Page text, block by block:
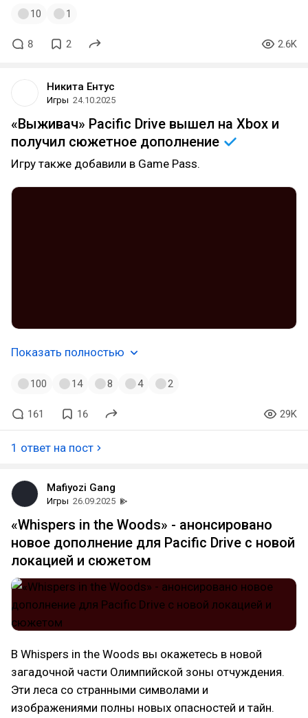
10 1
8 2 2.6K
Никита Ентус
Игры 24.10.2025
«Выживач» Pacific Drive вышел на Xbox и
получил сюжетное дополнение
Игру также добавили в Game Pass.
Показать полностью
100 14 8 4 2
161 16 29K
1 ответ на пост
Mafiyozi Gang
Игры 26.09.2025
«Whispers in the Woods» - анонсировано
новое дополнение для Pacific Drive с новой
локацией и сюжетом
В Whispers in the Woods вы окажетесь в новой
загадочной части Олимпийской зоны отчуждения.
Эти леса со странными символами и
изображениями полны новых опасностей и тайн.